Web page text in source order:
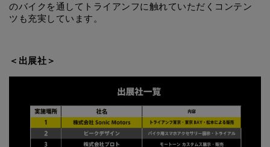
のバイクを通してトライアンフに触れていただくコンテン
ツも充実しています。
＜出展社＞